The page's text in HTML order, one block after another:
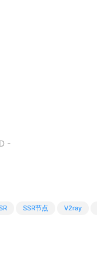
-
SSR节点 V2ray